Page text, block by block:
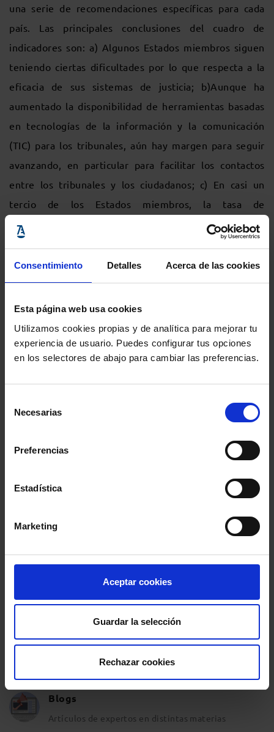
Consentimiento Detalles Acerca de las cookies
Esta página web usa cookies
Utilizamos cookies propias y de analítica para mejorar tu
experiencia de usuario. Puedes configurar tus opciones
en los selectores de abajo para cambiar las preferencias.
Necesarias
Preferencias
Estadística
Marketing
Aceptar cookies
Guardar la selección
Rechazar cookies
una serie de recomendaciones específicas para cada
país. Las principales conclusiones del cuadro de
indicadores son: a) Algunos Estados miembros siguen
teniendo ciertas dificultades por lo que respecta a la
eficacia de sus sistemas de justicia; b)Aunque ha
aumentado la disponibilidad de herramientas basadas
en tecnologías de la información y la comunicación
(TIC) para los tribunales, aún hay margen para seguir
avanzando, en particular para facilitar los contactos
entre los tribunales y los ciudadanos; c) En casi un
tercio de los Estados miembros, la tasa de
participación de los jueces en actividades de formación
continua en Derecho de la UE se sitúa por encima del
50 %. Puede acceder al cuadro de indicadores
completoaquí.
Comparte:
MENÚ
PUBLICACIONES PARA ESTAR AL DÍA
Newsletters
Suscríbete a nuestros Newsletters
Blogs
Artículos de expertos en distintas materias